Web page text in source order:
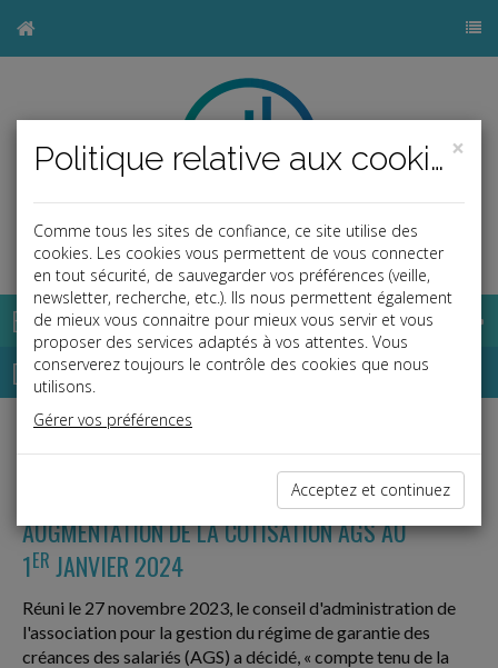
Base documentaire
Dépêches
AUGMENTATION DE LA COTISATION AGS AU
1ER JANVIER 2024
Réuni le 27 novembre 2023, le conseil d'administration de
l'association pour la gestion du régime de garantie des
créances des salariés (AGS) a décidé, « compte tenu de la
×
Politique relative aux cookies
Comme tous les sites de confiance, ce site utilise des
cookies. Les cookies vous permettent de vous connecter
en tout sécurité, de sauvegarder vos préférences (veille,
newsletter, recherche, etc.). Ils nous permettent également
de mieux vous connaitre pour mieux vous servir et vous
proposer des services adaptés à vos attentes. Vous
conserverez toujours le contrôle des cookies que nous
utilisons.
Gérer vos préférences
Acceptez et continuez